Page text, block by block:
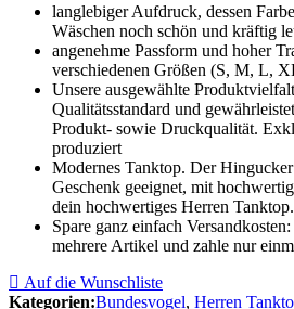
langlebiger Aufdruck, dessen
Wäschen noch schön und kräftig
angenehme Passform und hoher
verschiedenen Größen (S, M, L,
Unsere ausgewählte
Qualitätsstandard und
Produkt- sowie Druckqualität.
produziert
Modernes Tanktop. Der
Geschenk geeignet, mit
dein hochwertiges Herren Tanktop.
Spare ganz einfach
mehrere Artikel und zahle nur
Auf die Wunschliste
Kategorien:Bundesvogel, Herren